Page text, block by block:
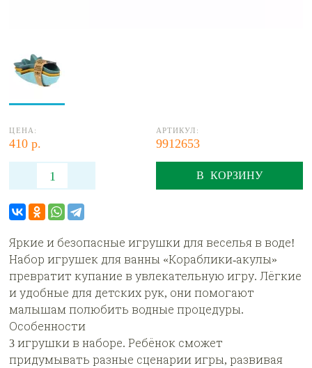
ЦЕНА:
410 р.
АРТИКУЛ:
9912653
В КОРЗИНУ
Яркие и безопасные игрушки для веселья в воде!
Набор игрушек для ванны «Кораблики-акулы»
превратит купание в увлекательную игру. Лёгкие
и удобные для детских рук, они помогают
малышам полюбить водные процедуры.
Особенности
3 игрушки в наборе. Ребёнок сможет
придумывать разные сценарии игры, развивая